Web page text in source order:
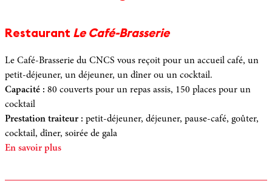
Restaurant Le Café-Brasserie
Le Café-Brasserie du CNCS vous reçoit pour un accueil café, un
petit-déjeuner, un déjeuner, un dîner ou un cocktail.
Capacité : 80 couverts pour un repas assis, 150 places pour un
cocktail
Prestation traiteur : petit-déjeuner, déjeuner, pause-café, goûter,
cocktail, dîner, soirée de gala
En savoir plus